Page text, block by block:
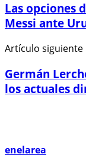
Las opciones
Messi ante
Artículo siguiente
Germán
los actuales
enelarea